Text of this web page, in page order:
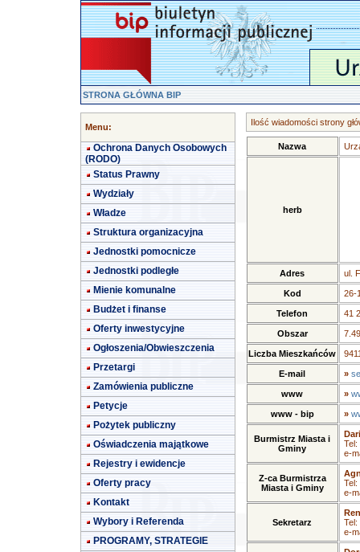
STRONA GŁÓWNA BIP
Menu:
Ochrona Danych Osobowych
(RODO)
Status Prawny
Wydziały
Władze
Struktura organizacyjna
Jednostki pomocnicze
Jednostki podległe
Mienie komunalne
Budżet i finanse
Oferty inwestycyjne
Ogłoszenia/Obwieszczenia
Przetargi
Zamówienia publiczne
Petycje
Pożytek publiczny
Oświadczenia majątkowe
Rejestry i ewidencje
Oferty pracy
Kontakt
Wybory i Referenda
PROGRAMY, STRATEGIE
Ilość wiadomości strony
Nazwa
herb
Adres ul.
Kod 26-
Telefon 41
Obszar
Liczba Mieszkańców
E-mail »
www »
www - bip »
Burmistrz Miasta i
Gminy
Tel:
e-
Z-ca Burmistrza
Miasta i Gminy
Tel:
e-
Sekretarz
Tel:
e-